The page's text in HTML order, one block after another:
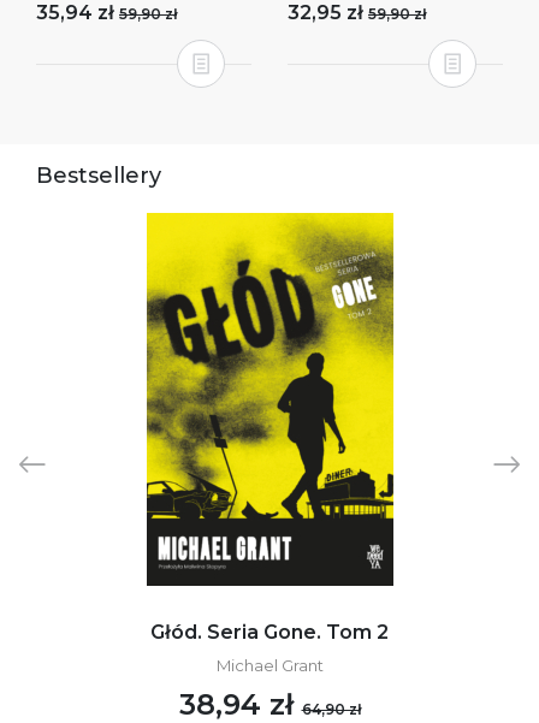
35,94 zł 59,90 zł 32,95 zł 59,90 zł
Bestsellery
Głód. Seria Gone. Tom 2
Michael Grant
38,94 zł64,90 zł